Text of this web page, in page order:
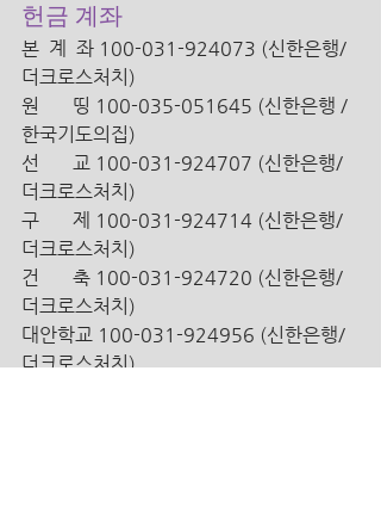
헌금 계좌
본  계  좌 100-031-924073 (신한은행/
더크로스처치)
원       띵 100-035-051645 (신한은행 /
한국기도의집)
선       교 100-031-924707 (신한은행/
더크로스처치)
구       제 100-031-924714 (신한은행/
더크로스처치)
건       축 100-031-924720 (신한은행/
더크로스처치)
대안학교 100-031-924956 (신한은행/
더크로스처치)